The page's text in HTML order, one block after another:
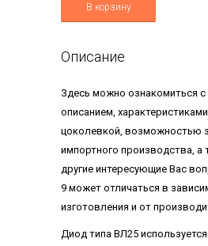
В корзину
Описание
Здесь можно ознакомиться
описанием,
цоколевкой, возможностью
импортного производства, а
другие интересующие Вас
9 может отличаться в
изготовления и от
Диод типа ВЛ25